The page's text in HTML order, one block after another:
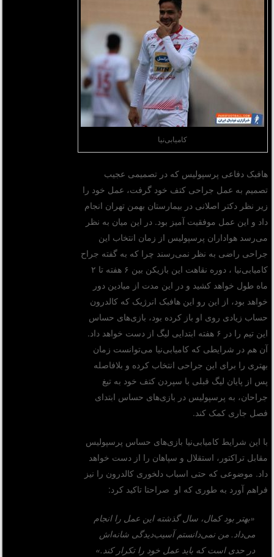
کامیابی‌نیا
هافبک دفاعی پرسپولیس که در تصمیمی عجیب
تصمیم به عمل جراحی کتف خود گرفت، عمل خود را
زیر نظر دکتر اصلانی در بیمارستان بهمن تهران انجام
داد و این عمل موفقیت آمیز بود. در این میان به نظر
می‌رسد هواداران پرسپولیس از زمان انتخاب این
جراحی راضی به نظر نمی‌رسند چرا که به گفته جراح
کامیابی‌نیا ، دوره نقاهت این بازیکن بین ۶ هفته تا ۲
ماه طول خواهد کشید و در این مدت از میادین دور
خواهد بود، از این رو این هافبک انرژیک که کالدرون
حساب زیادی روی او باز کرده بود، بازی‌های حساس
این تیم را در ۶ هفته ابتدایی لیگ از دست خواهد داد.
آن هم در شرایطی که کامیابی‌نیا می‌توانست زمان
بهتری را برای این جراحی انتخاب کرده و بلافاصله
پس از پایان لیگ قبلی با سپردن کتف خود به تیغ
جراحان، به پرسپولیس در بازی‌های حساس ابتدای
فصل جاری کمک کند.
با این شرایط کامیابی‌نیا بازی‌های حساس پرسپولیس
مقابل تراکتور، استقلال و سپاهان را از دست خواهد
داد. موضوعی که حتی اسباب دلخوری کالدرون را نیز
فراهم آورد به طوری که او صراحتا تاکید کرد:
«بهتر بود کمال، سال گذشته این عمل را انجام
می‌داد. من نمی‌دانستم آسیب‌دیدگی شانه‌اش
در حدی است که باید عمل خود را تکرار کند.»